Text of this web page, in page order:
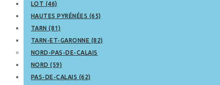
LOT (46)
HAUTES PYRÉNÉES (65)
TARN (81)
TARN-ET-GARONNE (82)
NORD-PAS-DE-CALAIS
NORD (59)
PAS-DE-CALAIS (62)